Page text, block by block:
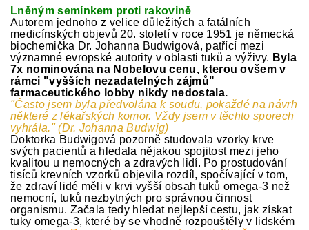
Lněným semínkem proti rakovině
Autorem jednoho z velice důležitých a fatálních
medicínských objevů 20. století v roce 1951 je německá
biochemička Dr. Johanna Budwigová, patřící mezi
významné evropské autority v oblasti tuků a výživy. Byla
7x nominována na Nobelovu cenu, kterou ovšem v
rámci "vyšších nezadatelných zájmů"
farmaceutického lobby nikdy nedostala.
"Často jsem byla předvolána k soudu, pokaždé na návrh
některé z lékařských komor. Vždy jsem v těchto sporech
vyhrála." (Dr. Johanna Budwig)
Doktorka Budwigová pozorně studovala vzorky krve
svých pacientů a hledala nějakou spojitost mezi jeho
kvalitou u nemocných a zdravých lidí. Po prostudování
tisíců krevních vzorků objevila rozdíl, spočívající v tom,
že zdraví lidé měli v krvi vyšší obsah tuků omega-3 než
nemocní, tuků nezbytných pro správnou činnost
organismu. Začala tedy hledat nejlepší cestu, jak získat
tuky omega-3, které by se vhodně rozpouštěly v lidském